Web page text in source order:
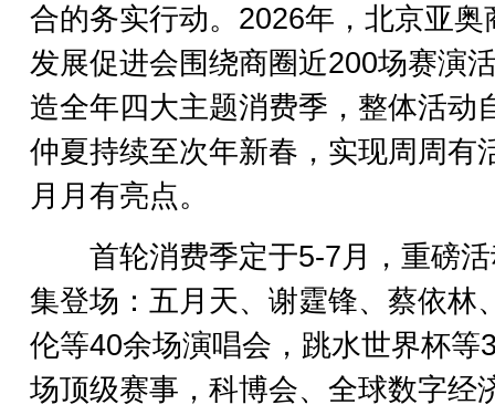
合的务实行动。2026年，北京亚奥
发展促进会围绕商圈近200场赛演
造全年四大主题消费季，整体活动
仲夏持续至次年新春，实现周周有
月月有亮点。
首轮消费季定于5-7月，重磅活
集登场：五月天、谢霆锋、蔡依林
伦等40余场演唱会，跳水世界杯等
场顶级赛事，科博会、全球数字经